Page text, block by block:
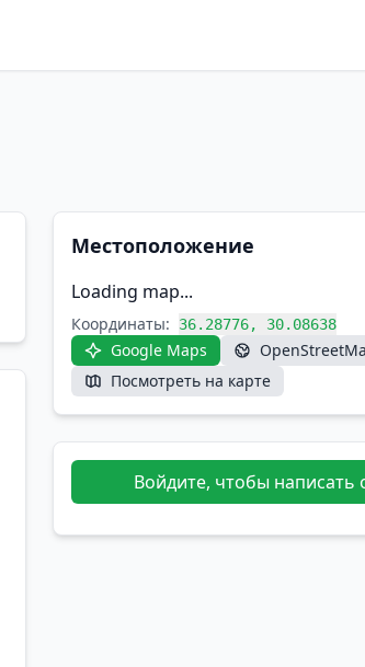
Местоположение
Loading map...
Координаты: 36.28776, 30.08638
Google Maps
Посмотреть на карте
Войдите, чтобы написать